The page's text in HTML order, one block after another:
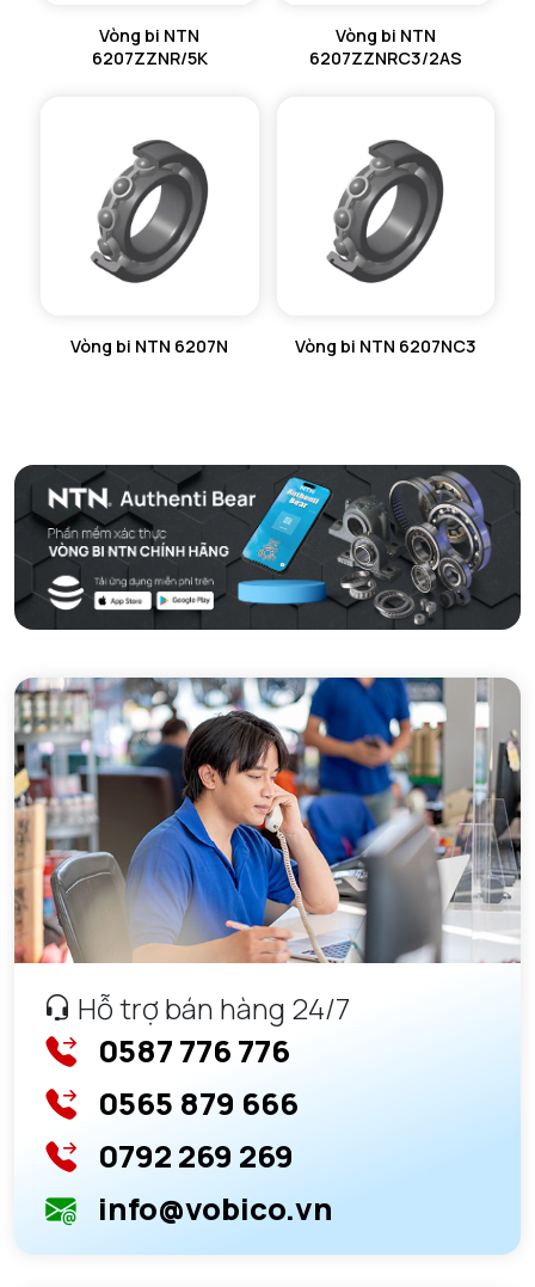
Vòng bi NTN
6207ZZNR/5K
Vòng bi NTN
6207ZZNRC3/2AS
Vòng bi NTN 6207N Vòng bi NTN 6207NC3
Hỗ trợ bán hàng 24/7
0587 776 776
0565 879 666
0792 269 269
info@vobico.vn